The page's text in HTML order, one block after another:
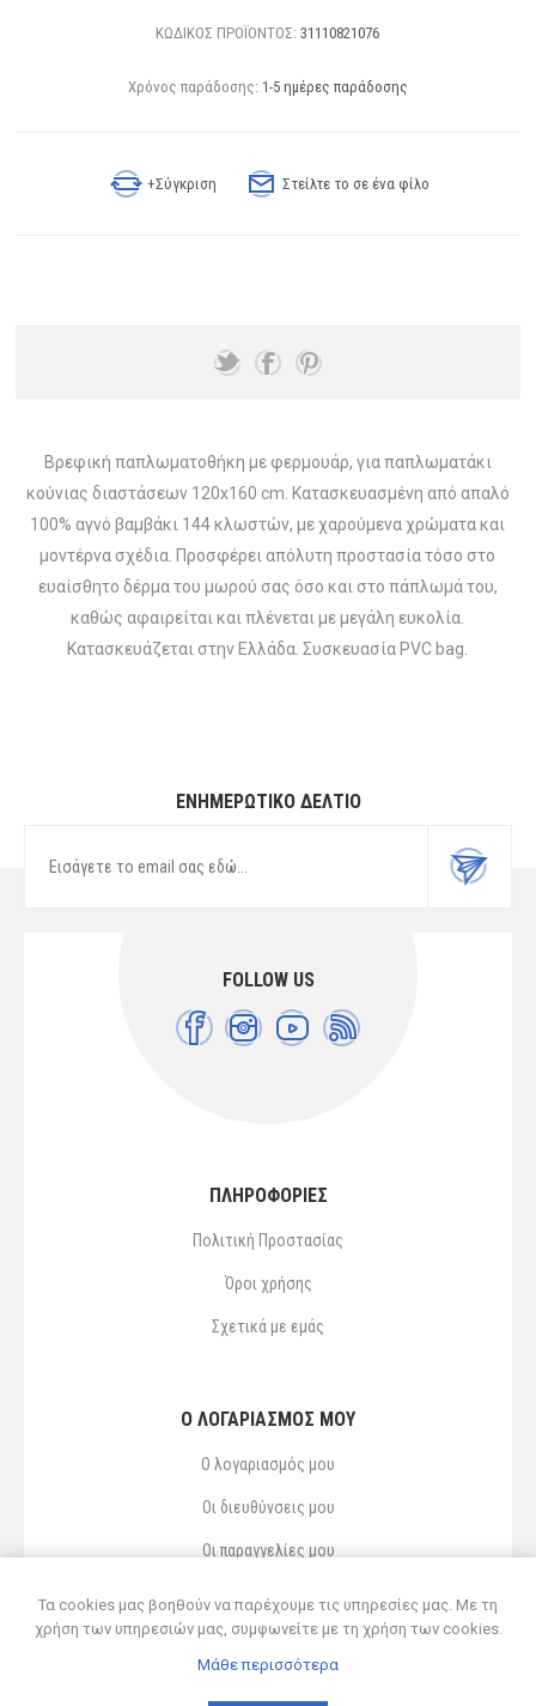
ΚΩΔΙΚΟΣ ΠΡΟΪΟΝΤΟΣ: 31110821076
Χρόνος παράδοσης: 1-5 ημέρες παράδοσης
+Σύγκριση Στείλτε το σε ένα φίλο
Βρεφική παπλωματοθήκη με φερμουάρ, για παπλωματάκι
κούνιας διαστάσεων 120x160 cm. Κατασκευασμένη από απαλό
100% αγνό βαμβάκι 144 κλωστών, με χαρούμενα χρώματα και
μοντέρνα σχέδια. Προσφέρει απόλυτη προστασία τόσο στο
ευαίσθητο δέρμα του μωρού σας όσο και στο πάπλωμά του,
καθώς αφαιρείται και πλένεται με μεγάλη ευκολία.
Κατασκευάζεται στην Ελλάδα. Συσκευασία PVC bag.
ΕΝΗΜΕΡΩΤΙΚΌ ΔΕΛΤΊΟ
FOLLOW US
ΠΛΗΡΟΦΟΡΙΕΣ
Πολιτική Προστασίας
Όροι χρήσης
Σχετικά με εμάς
Ο ΛΟΓΑΡΙΑΣΜΌΣ ΜΟΥ
Ο λογαριασμός μου
Οι διευθύνσεις μου
Οι παραγγελίες μου
Τα cookies μας βοηθούν να παρέχουμε τις υπηρεσίες μας. Με τη
χρήση των υπηρεσιών μας, συμφωνείτε με τη χρήση των cookies.
Μάθε περισσότερα